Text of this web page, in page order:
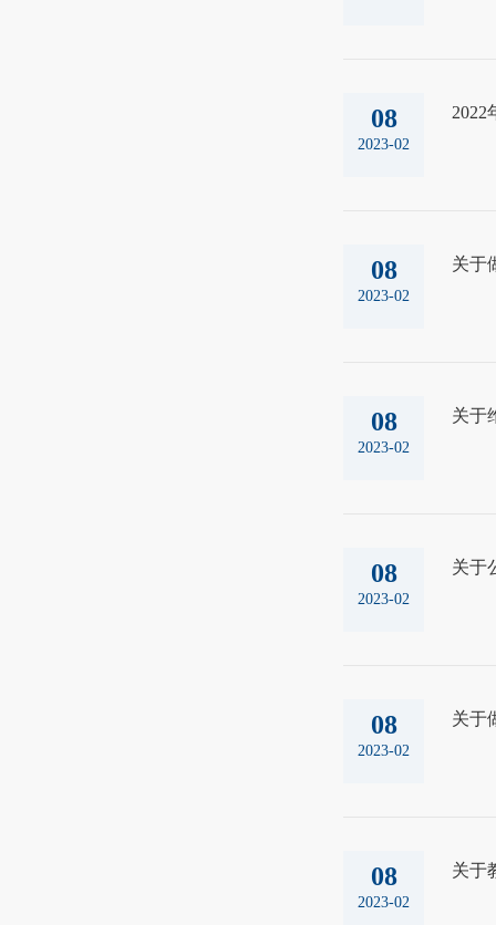
08
2023-02
2022
08
2023-02
关于
08
2023-02
关于
08
2023-02
关于
08
2023-02
关于
08
2023-02
关于